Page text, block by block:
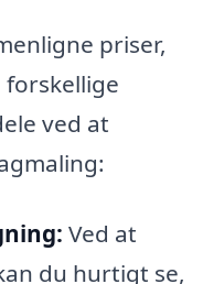
priser,
ved at
Ved at
du hurtigt se,